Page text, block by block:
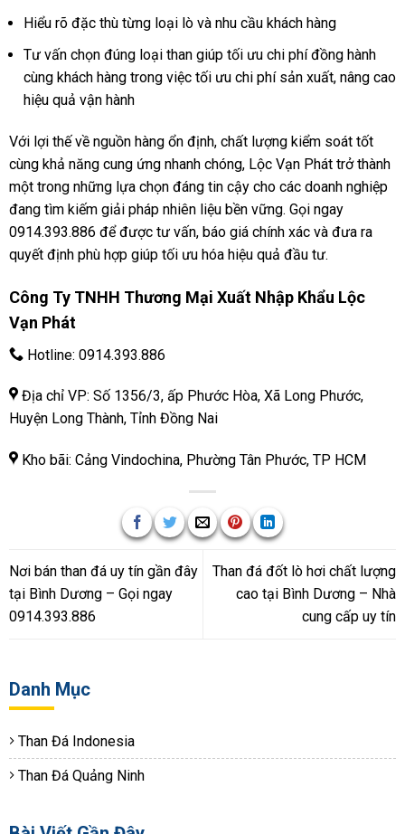
Danh Mục
Than Đá Indonesia
Than Đá Quảng Ninh
Hiểu rõ đặc thù từng loại lò và nhu cầu khách hàng
Tư vấn chọn đúng loại than giúp tối ưu chi phí đồng hành
cùng khách hàng trong việc tối ưu chi phí sản xuất, nâng cao
hiệu quả vận hành
Với lợi thế về nguồn hàng ổn định, chất lượng kiểm soát tốt
cùng khả năng cung ứng nhanh chóng, Lộc Vạn Phát trở thành
một trong những lựa chọn đáng tin cậy cho các doanh nghiệp
đang tìm kiếm giải pháp nhiên liệu bền vững. Gọi ngay
0914.393.886 để được tư vấn, báo giá chính xác và đưa ra
quyết định phù hợp giúp tối ưu hóa hiệu quả đầu tư.
Công Ty TNHH Thương Mại Xuất Nhập Khẩu Lộc
Vạn Phát
Hotline: 0914.393.886
Địa chỉ VP: Số 1356/3, ấp Phước Hòa, Xã Long Phước,
Huyện Long Thành, Tỉnh Đồng Nai
Kho bãi: Cảng Vindochina, Phường Tân Phước, TP HCM
Nơi bán than đá uy tín gần đây
tại Bình Dương – Gọi ngay
0914.393.886
Than đá đốt lò hơi chất lượng
cao tại Bình Dương – Nhà
cung cấp uy tín